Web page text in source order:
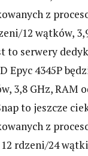
z
12 wątków,
to serwery
Epyc 4345P
3,8 GHz, RAM
to jeszcze
z
rdzeni/24